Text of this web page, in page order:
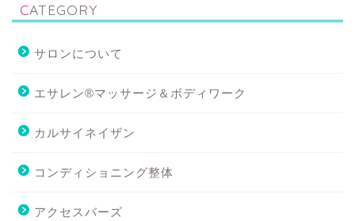
CATEGORY
サロンについて
エサレン®マッサージ＆ボディワーク
カルサイネイザン
コンディショニング整体
アクセスバーズ